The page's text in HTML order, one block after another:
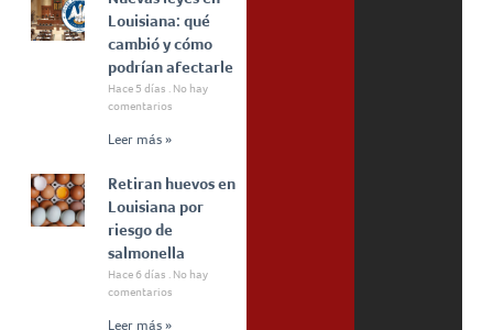
Louisiana: qué
cambió y cómo
podrían afectarle
Hace 5 días
No hay
comentarios
Leer más »
Retiran huevos en
Louisiana por
riesgo de
salmonella
Hace 6 días
No hay
comentarios
Leer más »